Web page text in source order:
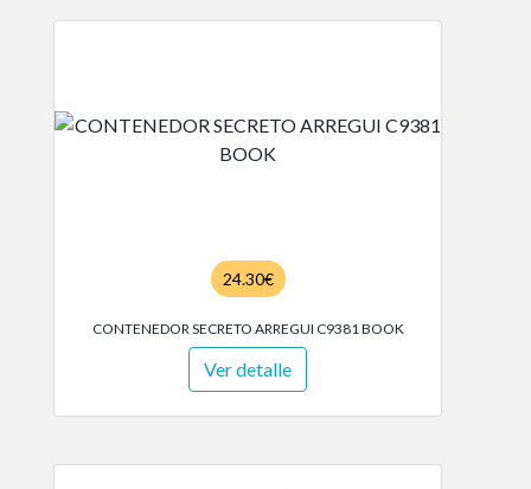
24.30€
CONTENEDOR SECRETO ARREGUI C9381 BOOK
Ver detalle